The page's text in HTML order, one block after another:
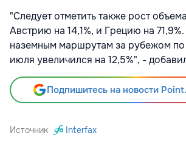
"Следует отметить также рост
Австрию на 14,1%, и Грецию на 71,9%.
наземным маршрутам за рубежом
июля увеличился на 12,5%", -
Подпишитесь на новости
Источник Interfax